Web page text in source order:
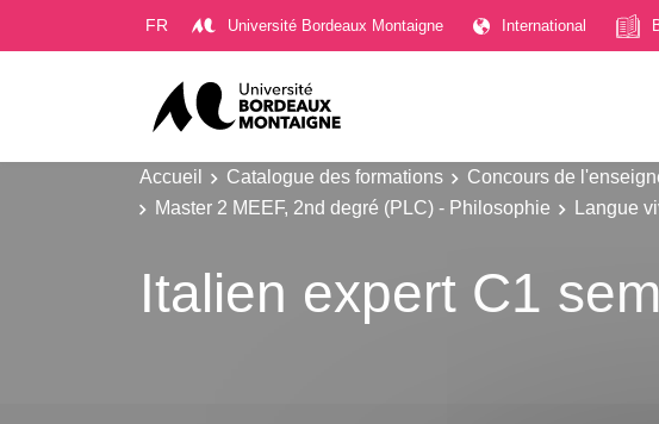
FR Université Bordeaux Montaigne International
Accueil Catalogue des formations Concours de
Master 2 MEEF, 2nd degré (PLC) - Philosophie
Langue
Italien expert C1